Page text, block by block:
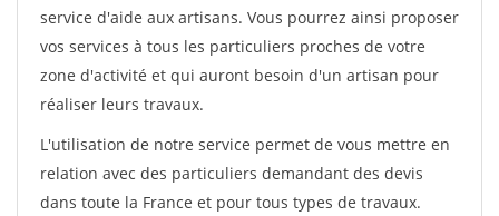
service d'aide aux artisans. Vous pourrez ainsi proposer
vos services à tous les particuliers proches de votre
zone d'activité et qui auront besoin d'un artisan pour
réaliser leurs travaux.
L'utilisation de notre service permet de vous mettre en
relation avec des particuliers demandant des devis
dans toute la France et pour tous types de travaux.